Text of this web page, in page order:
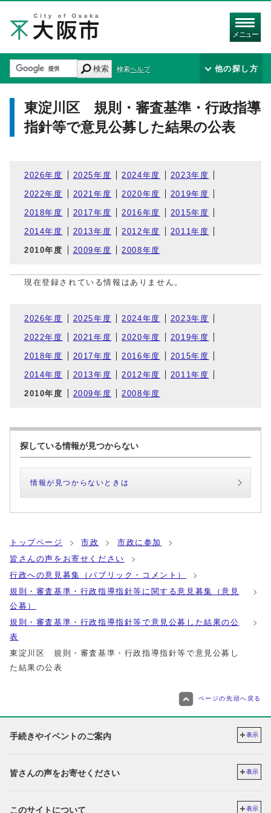
メニュー
検索 検索ヘルプ 他の探し方
東淀川区 規則・審査基準・行政指導
指針等で意見公募した結果の公表
2026年度 2025年度 2024年度 2023年度
2022年度 2021年度 2020年度 2019年度
2018年度 2017年度 2016年度 2015年度
2014年度 2013年度 2012年度 2011年度
2010年度 2009年度 2008年度
現在登録されている情報はありません。
2026年度 2025年度 2024年度 2023年度
2022年度 2021年度 2020年度 2019年度
2018年度 2017年度 2016年度 2015年度
2014年度 2013年度 2012年度 2011年度
2010年度 2009年度 2008年度
探している情報が見つからない
情報が見つからないときは
トップページ 市政
市政に参加
皆さんの声をお寄せください
行政への意見募集（パブリック・コメント）
規則・審査基準・行政指導指針等に関する意見募集（意見
公募）
規則・審査基準・行政指導指針等で意見公募した結果の公
表
東淀川区 規則・審査基準・行政指導指針等で意見公募し
た結果の公表
ページの先頭へ戻る
手続きやイベントのご案内 表示
皆さんの声をお寄せください 表示
このサイトについて 表示